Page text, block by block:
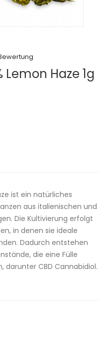
Lemon Haze 1g
ist ein natürliches
aus italienischen und
Die Kultivierung erfolgt
in denen sie ideale
Dadurch entstehen
die eine Fülle
CBD Cannabidiol.